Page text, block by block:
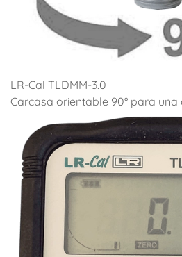
LR-Cal TLDMM-3.0
Carcasa orientable 90° para